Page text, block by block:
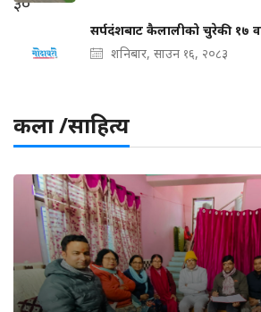
सर्पदंशबाट कैलालीको चुरेकी १७
शनिबार, साउन १६, २०८३
कला /साहित्य